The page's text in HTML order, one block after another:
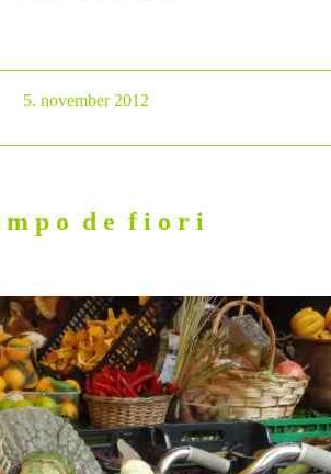
5. november 2012
m p o d e f i o r i